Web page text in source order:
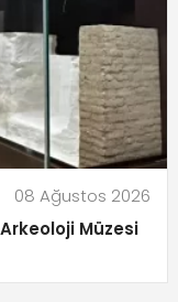
08 Ağustos 2026
Müzesi